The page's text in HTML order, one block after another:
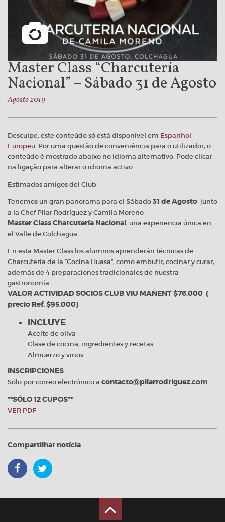
Master Class “Charcutería
Nacional” – Sábado 31 de Agosto
Agosto 2019
Desculpe, este conteúdo só está disponível em Espanhol
Europeu. Por uma questão de conveniência para o utilizador, o
conteúdo é mostrado abaixo no idioma alternativo. Pode clicar
na ligação para alterar o idioma activo.
Estimados amigos del Club,
Tenemos un gran panorama para el Sábado31 de Agosto junto
a la Chef Pilar Rodríguez y Camila Moreno
Master Class Charcutería Nacional, una experiencia única en
el Valle de Colchagua.
En esta Master Class los alumnos aprenderán técnicas de
Charcutería de la “Cocina Huasa”, como embutir, cocinar y curar,
además de 4 preparaciones tradicionales de nuestra
gastronomía.
VALOR ACTIVIDAD SOCIOS CLUB VIU MANENT $76.000 (
precio Ref. $95.000)
INCLUYE
Aceite de oliva
Clase de cocina, ingredientes y recetas
Almuerzo y vinos
INSCRIPCIONES
Sólo por correo electrónico a contacto@pilarrodriguez.com
**SÓLO 12 CUPOS**
VER PDF
Compartilhar notícia